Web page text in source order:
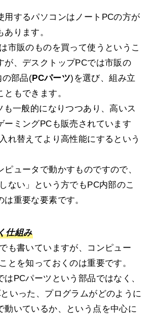
用するパソコンはノートPCの方が
ります。
市販のものを買って使うというこ
が、デスクトップPCでは市販の
の部品(PCパーツ)を選び、組み立
もできます。
一般的になりつつあり、高いス
ーミングPCも販売されています
れ替えてより高性能にするという
ピュータで動かすものですので、
ない」という方でもPC内部のこ
は重要な要素です。
仕組み
も書いていますが、コンピュー
とを知っておくのは重要です。
はPCパーツという部品ではなく、
といった、プログラムがどのように
動いているか、という点を中心に